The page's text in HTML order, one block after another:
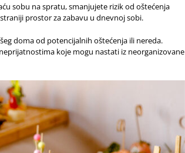
sobu na spratu, smanjujete rizik od oštećenja
prostor za zabavu u dnevnoj sobi.
doma od potencijalnih oštećenja ili nereda.
koje mogu nastati iz neorganizovane